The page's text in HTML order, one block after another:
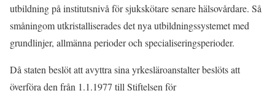
utbildning på institutsnivå för sjukskötare senare hälsovårdare. Så
småningom utkristalliserades det nya utbildningssystemet med
grundlinjer, allmänna perioder och specialiseringsperioder.
Då staten beslöt att avyttra sina yrkesläroanstalter beslöts att
överföra den från 1.1.1977 till Stiftelsen för